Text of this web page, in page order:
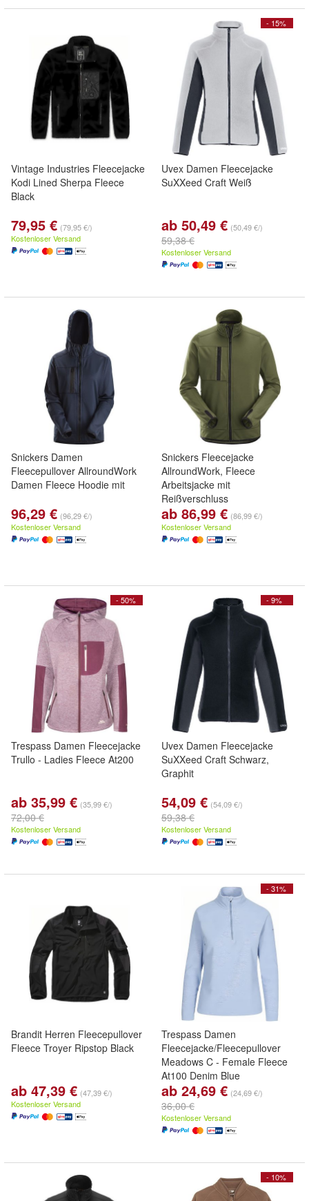
Vintage Industries Fleecejacke
Kodi Lined Sherpa Fleece
Black
79,95 € (79,95 €/)
Kostenloser Versand
- 15%
Uvex Damen Fleecejacke
SuXXeed Craft Weiß
ab 50,49 € (50,49 €/)
59,38 €
Kostenloser Versand
Snickers Damen
Fleecepullover AllroundWork
Damen Fleece Hoodie mit
96,29 € (96,29 €/)
Kostenloser Versand
Snickers Fleecejacke
AllroundWork, Fleece
Arbeitsjacke mit
Reißverschluss
ab 86,99 € (86,99 €/)
Kostenloser Versand
- 50%
Trespass Damen Fleecejacke
Trullo - Ladies Fleece At200
ab 35,99 € (35,99 €/)
72,00 €
Kostenloser Versand
- 9%
Uvex Damen Fleecejacke
SuXXeed Craft Schwarz,
Graphit
54,09 € (54,09 €/)
59,38 €
Kostenloser Versand
Brandit Herren Fleecepullover
Fleece Troyer Ripstop Black
ab 47,39 € (47,39 €/)
Kostenloser Versand
- 31%
Trespass Damen
Fleecejacke/Fleecepullover
Meadows C - Female Fleece
At100 Denim Blue
ab 24,69 € (24,69 €/)
36,00 €
Kostenloser Versand
- 10%